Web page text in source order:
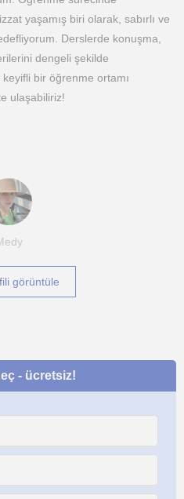
yaşamış biri olarak, sabırlı ve
Derslerde konuşma,
dengeli şekilde
bir öğrenme ortamı
ulaşabiliriz!
görüntüle
- ücretsiz!